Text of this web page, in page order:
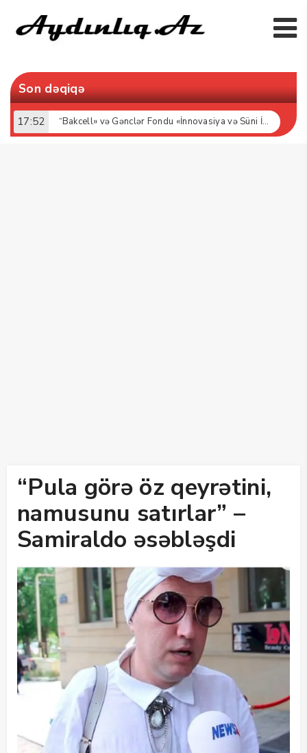
Son dəqiqə
17:52 “Bakcell» və Gənclər Fondu «İnnovasiya və Süni İntellekt» üzrə təqaüd proqramının qalibləri ilə görüş keçirib
“Pula görə öz qeyrətini,
namusunu satırlar” –
Samiraldo əsəbləşdi